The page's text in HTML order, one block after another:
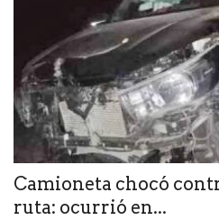
Camioneta chocó
ruta: ocurrió en...